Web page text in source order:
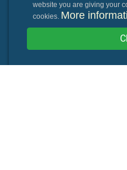
website you are giving your
cookies. More